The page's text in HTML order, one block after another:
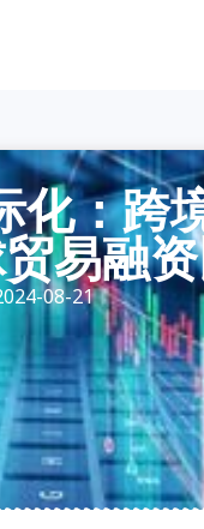
化：跨
易融
08-21